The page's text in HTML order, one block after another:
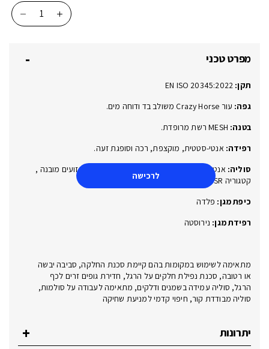
כמות
EW
לרכישה
מפרט טכני
תקן:
גפה: עור Crazy Horse משולב בד ודוחה מים.
בטנה:
רפידה: אנטי-סטטית, מוקצפת, רכה וסופגת זעה.
סוליה:
אנטיסטטית , דו-שכבתית, PU-PU ,עם בולם זעזועים מובנה ,
קטגוריה SR למניעת החלקה.
כיפת מגן: פלדה
רפידת מגן: נירוסטה
מתאימה לשימוש במקומות בהם קיימת סכנת החלקה, סביבה יבשה
או רטובה, סכנת נפילת חלקים על הרגל, חדירת גופים זרים לכף
הרגל, סוליה עמידה בשמנים ודלקים, מתאימה לעבודה על סולמות,
סוליה מבודדת קור, חיפוי קדמי למניעת שחיקה
יתרונות